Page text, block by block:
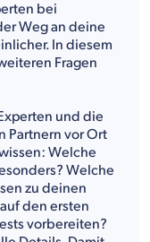
bei
Weg an deine
In diesem
Fragen
und die
Partnern vor Ort
Welche
Welche
zu deinen
den ersten
vorbereiten?